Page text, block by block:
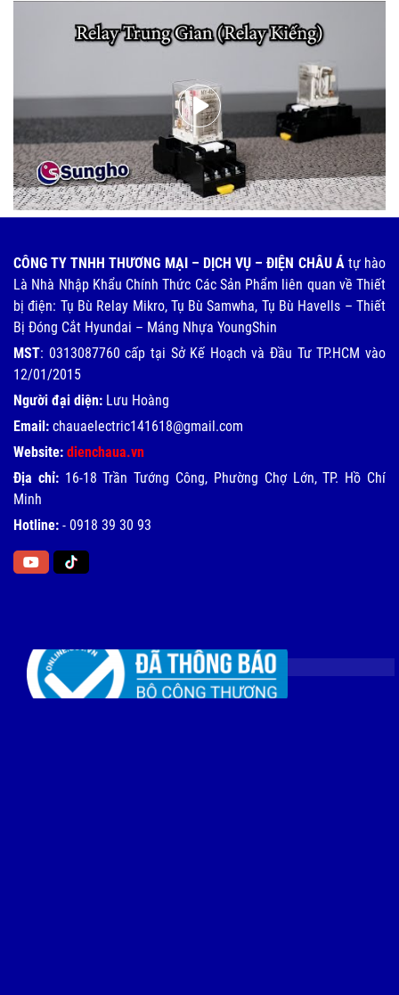
CÔNG TY TNHH THƯƠNG MẠI – DỊCH VỤ – ĐIỆN CHÂU Átự hào
Là Nhà Nhập Khẩu Chính Thức Các Sản Phẩm liên quan về Thiết
bị điện: Tụ Bù Relay Mikro, Tụ Bù Samwha, Tụ Bù Havells – Thiết
Bị Đóng Cắt Hyundai – Máng Nhựa YoungShin
MST: 0313087760 cấp tại Sở Kế Hoạch và Đầu Tư TP.HCM vào
12/01/2015
Người đại diện: Lưu Hoàng
Email: chauaelectric141618@gmail.com
Website: dienchaua.vn
Địa chỉ: 16-18 Trần Tướng Công, Phường Chợ Lớn, TP. Hồ Chí
Minh
Hotline: - 0918 39 30 93